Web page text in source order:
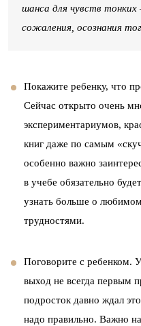
шанса для чувств тонких
сожаления, осознания
Покажите ребенку, что
Сейчас открыто очень
экспериментариумов,
книг даже по самым
особенно важно
в учебе обязательно
узнать больше о
трудностями.
Поговорите с ребенком.
выход не всегда первым
подросток давно ждал
надо правильно. Важно